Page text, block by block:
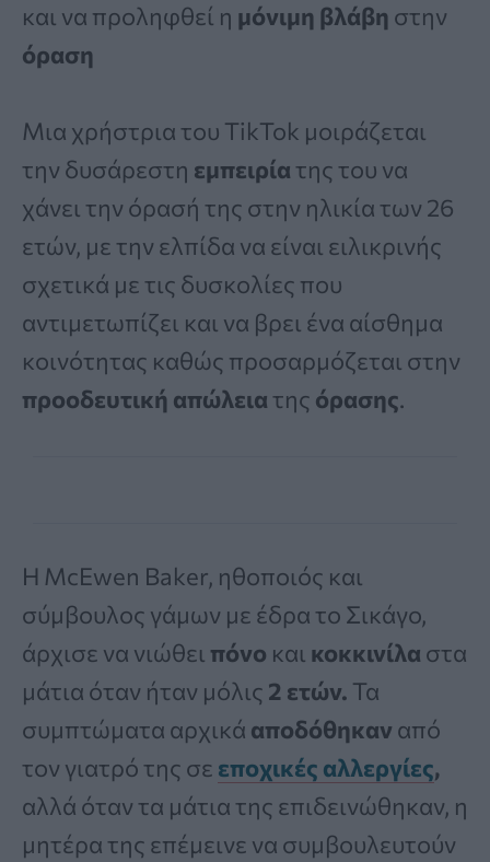
και να προληφθεί η μόνιμη βλάβη στην
όραση
Μια χρήστρια του TikTok μοιράζεται
την δυσάρεστη εμπειρία της του να
χάνει την όρασή της στην ηλικία των 26
ετών, με την ελπίδα να είναι ειλικρινής
σχετικά με τις δυσκολίες που
αντιμετωπίζει και να βρει ένα αίσθημα
κοινότητας καθώς προσαρμόζεται στην
προοδευτική απώλεια της όρασης.
Η McEwen Baker, ηθοποιός και
σύμβουλος γάμων με έδρα το Σικάγο,
άρχισε να νιώθει πόνο και κοκκινίλα στα
μάτια όταν ήταν μόλις 2 ετών. Τα
συμπτώματα αρχικά αποδόθηκαν από
τον γιατρό της σε εποχικές αλλεργίες,
αλλά όταν τα μάτια της επιδεινώθηκαν, η
μητέρα της επέμεινε να συμβουλευτούν